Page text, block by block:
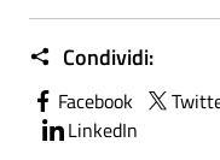
Condividi:
Facebook
LinkedIn